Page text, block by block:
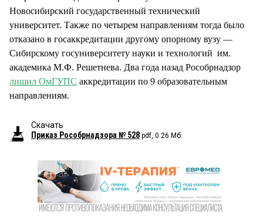
Новосибирский государственный технический
университет. Также по четырем направлениям тогда было
отказано в госаккредитации другому опорному вузу —
Сибирскому госуниверситету науки и технологий им.
академика М.Ф. Решетнева. Два года назад Рособрнадзор
лишил ОмГУПС аккредитации по 9 образовательным
направлениям.
Скачать
Приказ Рособрнадзора № 528 pdf, 0.26 Мб.